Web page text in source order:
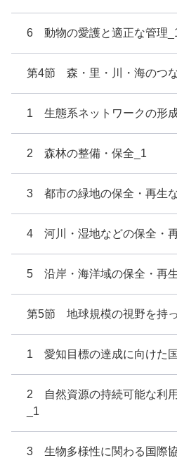
6 動物の愛護と適正な管理
第4節 森・里・川・海のつ
1 生態系ネットワークの形
2 森林の整備・保全_1
3 都市の緑地の保全・再生
4 河川・湿地などの保全・
5 沿岸・海洋域の保全・再
第5節 地球規模の視野を持
1 愛知目標の達成に向けた
2 自然資源の持続可能な利
_1
3 生物多様性に関わる国際